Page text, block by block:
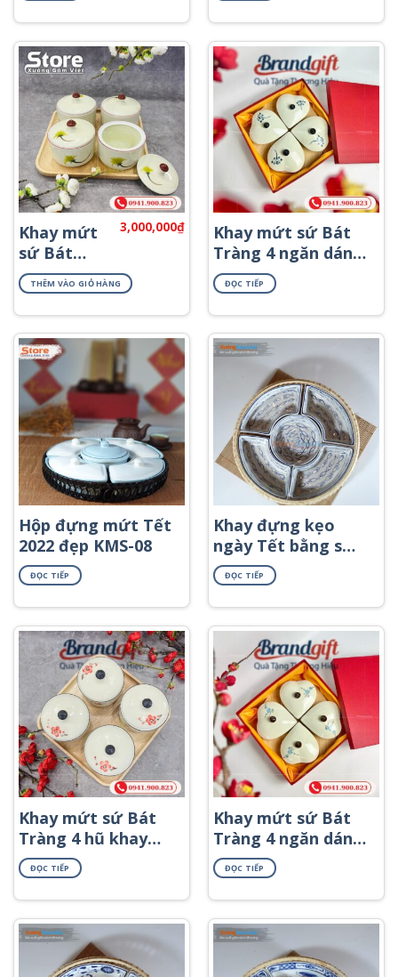
Khay mứt
sứ Bát
Tràng 4 hũ
khay gỗ
họa tiết
hoa cúc
vàng KMS-
23
3,000,000₫
THÊM VÀO GIỎ HÀNG
Khay mứt sứ Bát
Tràng 4 ngăn dáng
trái tim khay gỗ
họa tiết hoa sen
đen KMS-59
ĐỌC TIẾP
Hộp đựng mứt Tết
2022 đẹp KMS-08
ĐỌC TIẾP
Khay đựng kẹo
ngày Tết bằng sứ
KMS-15
ĐỌC TIẾP
Khay mứt sứ Bát
Tràng 4 hũ khay
gỗ họa tiết hoa
đào đỏ KMS-25
ĐỌC TIẾP
Khay mứt sứ Bát
Tràng 4 ngăn dáng
trái tim khay gỗ
họa tiết hoa đào
xanh KMS-54
ĐỌC TIẾP